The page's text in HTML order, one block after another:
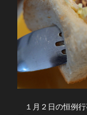
１月２日の恒例行